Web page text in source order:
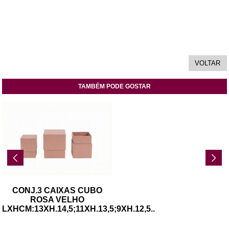
TAMBÉM PODE GOSTAR
CONJ.3 CAIXAS CUBO
ROSA VELHO
LXHCM:13XH.14,5;11XH.13,5;9XH.12,5..